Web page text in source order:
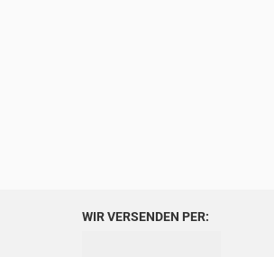
WIR VERSENDEN PER: